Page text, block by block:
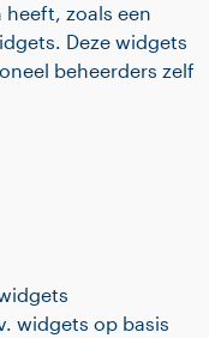
zoals een
Deze widgets
beheerders zelf
widgets op basis